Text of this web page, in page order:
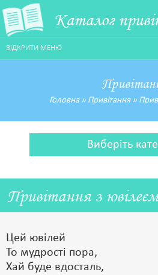
Каталог
ВІДКРИТИ МЕНЮ
Головна» Привітання»
Виберіть
Привітання з
Цей ювілей
То мудрості пора,
Хай буде вдосталь,